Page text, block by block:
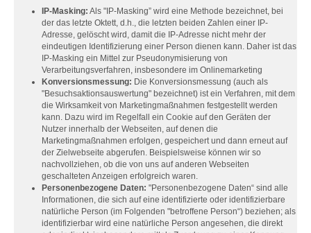
IP-Masking: Als "IP-Masking” wird eine Methode bezeichnet, bei
der das letzte Oktett, d.h., die letzten beiden Zahlen einer IP-
Adresse, gelöscht wird, damit die IP-Adresse nicht mehr der
eindeutigen Identifizierung einer Person dienen kann. Daher ist das
IP-Masking ein Mittel zur Pseudonymisierung von
Verarbeitungsverfahren, insbesondere im Onlinemarketing
Konversionsmessung: Die Konversionsmessung (auch als
"Besuchsaktionsauswertung" bezeichnet) ist ein Verfahren, mit dem
die Wirksamkeit von Marketingmaßnahmen festgestellt werden
kann. Dazu wird im Regelfall ein Cookie auf den Geräten der
Nutzer innerhalb der Webseiten, auf denen die
Marketingmaßnahmen erfolgen, gespeichert und dann erneut auf
der Zielwebseite abgerufen. Beispielsweise können wir so
nachvollziehen, ob die von uns auf anderen Webseiten
geschalteten Anzeigen erfolgreich waren.
Personenbezogene Daten: "Personenbezogene Daten“ sind alle
Informationen, die sich auf eine identifizierte oder identifizierbare
natürliche Person (im Folgenden "betroffene Person“) beziehen; als
identifizierbar wird eine natürliche Person angesehen, die direkt